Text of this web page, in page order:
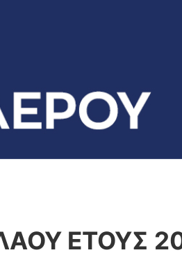
ΕΤΟΥΣ